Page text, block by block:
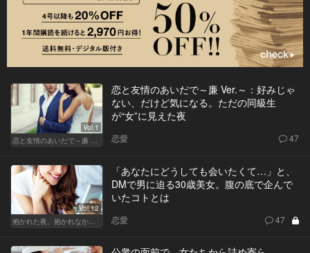
Vol.1
恋と友情のあいだで～廉 Ver.～：好みじゃ
ない、だけど気になる。ただの同級生
が“女”に見えた夜
恋愛 47
Vol.12
抱かれた夜、抱かれなかった夜
「あなたにどうしても会いたくて…」と、
DMで男に迫る30歳美女。腹の底で企んで
いたコトとは
恋愛 47